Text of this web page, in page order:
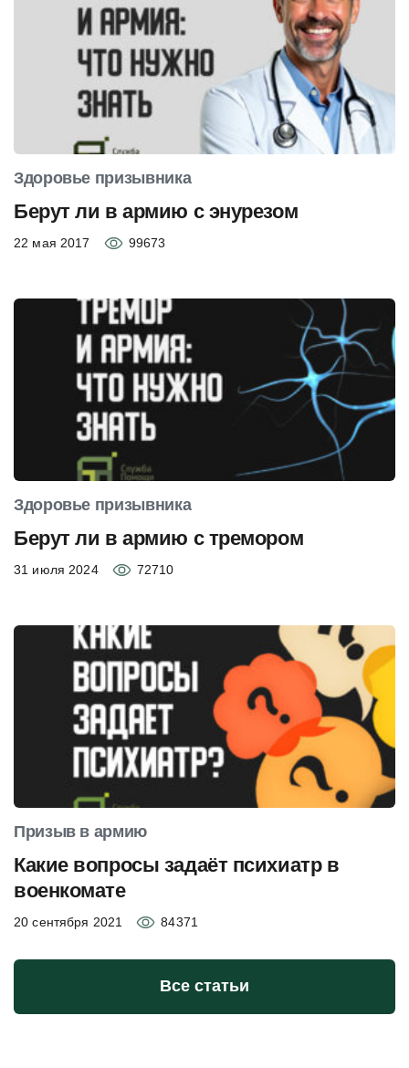
Здоровье призывника
Берут ли в армию с энурезом
22 мая 2017 99673
Здоровье призывника
Берут ли в армию с тремором
31 июля 2024 72710
Призыв в армию
Какие вопросы задаёт психиатр в
военкомате
20 сентября 2021 84371
Все статьи